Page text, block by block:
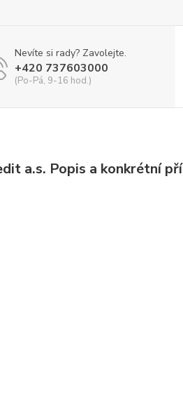
Nevíte si rady? Zavolejte.
+420 737603000
(Po-Pá, 9-16 hod.)
a.s. Popis a konkrétní